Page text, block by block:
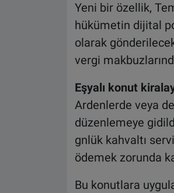
Yeni bir özellik,
hükümetin dijital
olarak
vergi
Eşyalı konut
Ardenlerde veya
düzenlemeye
gnlük kahvaltı
ödemek zorunda
Bu konutlara